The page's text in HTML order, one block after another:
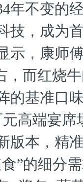
年不变的
技，成为
示，康师
，而红烧
的基准口
高端宴席
版本，精
”的细分